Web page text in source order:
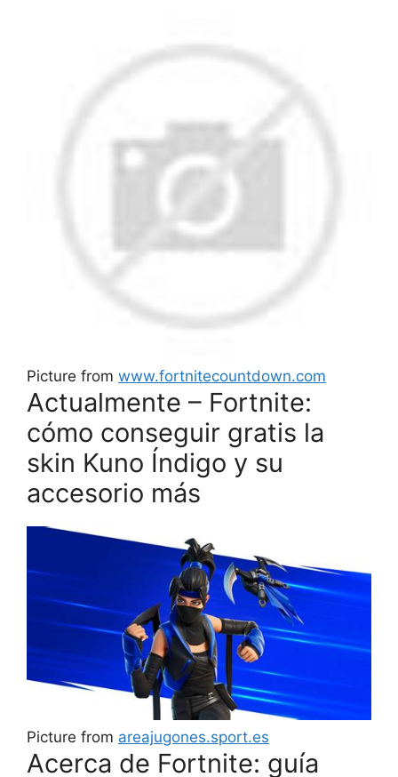
Picture from www.fortnitecountdown.com
Actualmente – Fortnite:
cómo conseguir gratis la
skin Kuno Índigo y su
accesorio más
Picture from areajugones.sport.es
Acerca de Fortnite: guía